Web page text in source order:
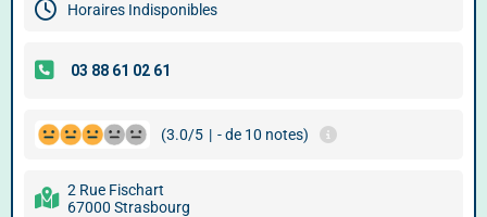
Horaires Indisponibles
(3.0/5 | - de 10 notes)
2 Rue Fischart
67000 Strasbourg